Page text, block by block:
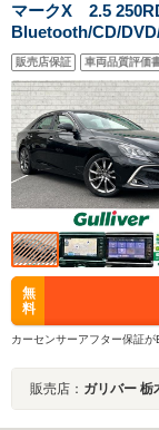
マークX 2.5
Bluetooth/CD/
追従型クルーズコ
ー コーナーセンサ
ーシート ドアバ
販売店保証 車両品質評価
無
料
カーセンサーアフター保証
販売店： ガリバー 栃